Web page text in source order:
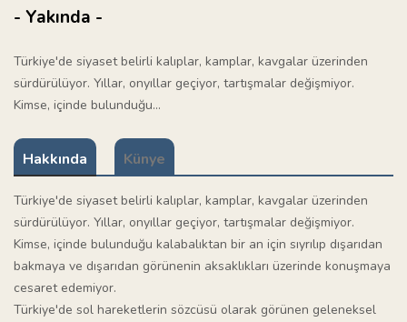
- Yakında -
Türkiye'de siyaset belirli kalıplar, kamplar, kavgalar üzerinden
sürdürülüyor. Yıllar, onyıllar geçiyor, tartışmalar değişmiyor.
Kimse, içinde bulunduğu...
Hakkında Künye
Türkiye'de siyaset belirli kalıplar, kamplar, kavgalar üzerinden
sürdürülüyor. Yıllar, onyıllar geçiyor, tartışmalar değişmiyor.
Kimse, içinde bulunduğu kalabalıktan bir an için sıyrılıp dışarıdan
bakmaya ve dışarıdan görünenin aksaklıkları üzerinde konuşmaya
cesaret edemiyor.
Türkiye'de sol hareketlerin sözcüsü olarak görünen geleneksel